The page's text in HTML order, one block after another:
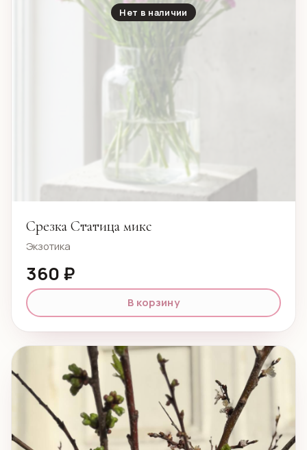
Нет в наличии
Срезка Статица микс
Экзотика
360 ₽
В корзину